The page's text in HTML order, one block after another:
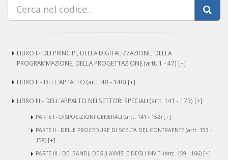
LIBRO I - DEI PRINCIPI, DELLA DIGITALIZZAZIONE, DELLA
PROGRAMMAZIONE, DELLA PROGETTAZIONE (artt. 1 - 47) [+]
LIBRO II - DELL'APPALTO (artt. 48 - 140) [+]
LIBRO III - DELL'APPALTO NEI SETTORI SPECIALI (artt. 141 - 173) [+]
PARTE I - DISPOSIZIONI GENERALI (artt. 141 - 152) [+]
PARTE II - DELLE PROCEDURE DI SCELTA DEL CONTRAENTE (artt. 153 -
158) [+]
PARTE III - DEI BANDI, DEGLI AVVISI E DEGLI INVITI (artt. 159 - 166) [+]